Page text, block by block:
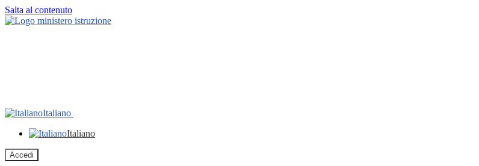
Salta al contenuto
Italiano
Italiano
Accedi